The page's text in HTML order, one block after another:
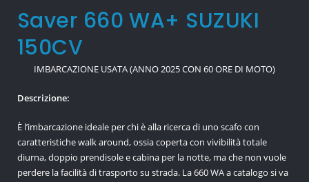
Saver 660 WA+ SUZUKI
150CV
IMBARCAZIONE USATA (ANNO 2025 CON 60 ORE DI MOTO)
Descrizione:
È l’imbarcazione ideale per chi è alla ricerca di uno scafo con
caratteristiche walk around, ossia coperta con vivibilità totale
diurna, doppio prendisole e cabina per la notte, ma che non vuole
perdere la facilità di trasporto su strada. La 660 WA a catalogo si va